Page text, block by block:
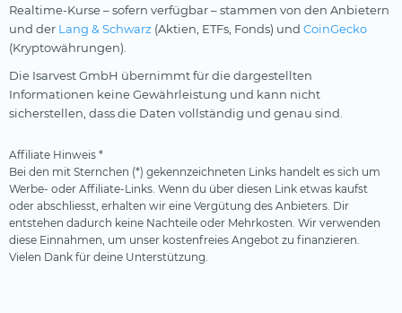
Realtime-Kurse – sofern verfügbar – stammen von den Anbietern
und der Lang & Schwarz (Aktien, ETFs, Fonds) und CoinGecko
(Kryptowährungen).
Die Isarvest GmbH übernimmt für die dargestellten
Informationen keine Gewährleistung und kann nicht
sicherstellen, dass die Daten vollständig und genau sind.
Affiliate Hinweis *
Bei den mit Sternchen (*) gekennzeichneten Links handelt es sich um
Werbe- oder Affiliate-Links. Wenn du über diesen Link etwas kaufst
oder abschliesst, erhalten wir eine Vergütung des Anbieters. Dir
entstehen dadurch keine Nachteile oder Mehrkosten. Wir verwenden
diese Einnahmen, um unser kostenfreies Angebot zu finanzieren.
Vielen Dank für deine Unterstützung.